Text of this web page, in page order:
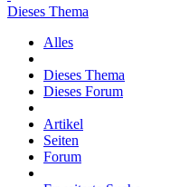
Dieses Thema
Alles
Dieses Thema
Dieses Forum
Artikel
Seiten
Forum